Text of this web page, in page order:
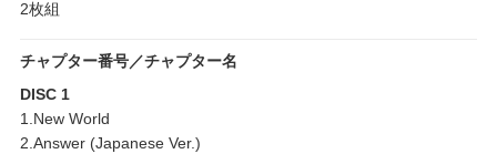
2枚組
チャプター番号／チャプター名
DISC 1
1.New World
2.Answer (Japanese Ver.)